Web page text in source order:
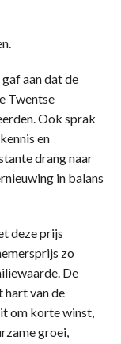
aan dat de
Twentse
Ook sprak
en
drang naar
in balans
deze prijs
zo
De
hart van de
om korte winst,
groei,